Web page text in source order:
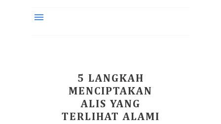
5 LANGKAH
MENCIPTAKAN
ALIS YANG
TERLIHAT ALAMI